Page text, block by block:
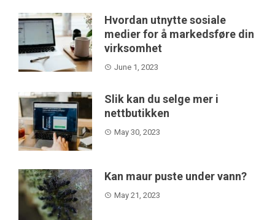
Hvordan utnytte sosiale
medier for å markedsføre din
virksomhet
June 1, 2023
Slik kan du selge mer i
nettbutikken
May 30, 2023
Kan maur puste under vann?
May 21, 2023